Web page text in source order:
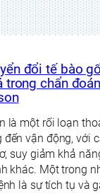
đổi tế bào
trong chẩn
là một rối loạn
đến vận động, với
suy giảm khả
khác. Một trong
là sự tích tụ và